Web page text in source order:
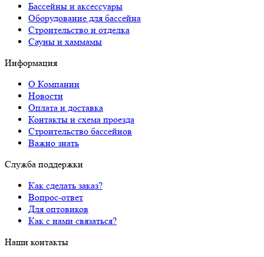
Бассейны и аксессуары
Оборудование для бассейна
Строительство и отделка
Сауны и хаммамы
Информация
О Компании
Новости
Оплата и доставка
Контакты и схема проезда
Строительство бассейнов
Важно знать
Служба поддержки
Как сделать заказ?
Вопрос-ответ
Для оптовиков
Как с нами связаться?
Наши контакты